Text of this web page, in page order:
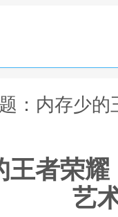
：内存少
王者荣
艺